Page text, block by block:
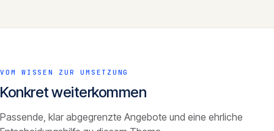
VOM WISSEN ZUR UMSETZUNG
Konkret weiterkommen
Passende, klar abgegrenzte Angebote und eine ehrliche